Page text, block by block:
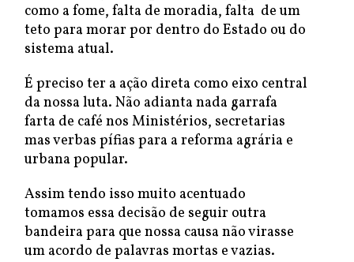
como a fome, falta de moradia, falta de um
teto para morar por dentro do Estado ou do
sistema atual.
É preciso ter a ação direta como eixo central
da nossa luta. Não adianta nada garrafa
farta de café nos Ministérios, secretarias
mas verbas pífias para a reforma agrária e
urbana popular.
Assim tendo isso muito acentuado
tomamos essa decisão de seguir outra
bandeira para que nossa causa não virasse
um acordo de palavras mortas e vazias.